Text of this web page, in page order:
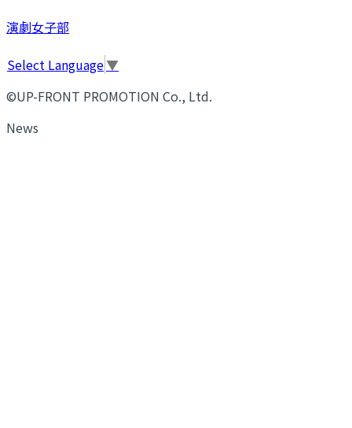
演劇女子部
Select Language▼
©UP-FRONT PROMOTION Co., Ltd.
News